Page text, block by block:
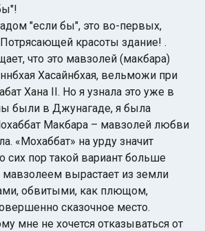
"если бы", это во-первых,
красоты здание! .
что это мавзолей (макбара)
Хасайнбхая, вельможи при
Хана II. Но я узнала это уже в
были в Джунагаде, я была
Макбара – мавзолей любви
«Мохаббат» на урду значит
пор такой вариант больше
мавзолеем вырастает из земли
обвитыми, как плющом,
сказочное место.
мне не хочется отказываться от